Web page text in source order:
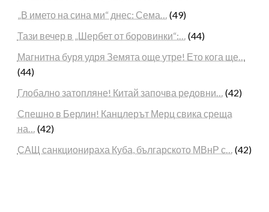
„В името на сина ми“ днес: Сема… (49)
Тази вечер в „Шербет от боровинки“:… (44)
Магнитна буря удря Земята още утре! Ето кога ще…
(44)
Глобално затопляне! Китай започва редовни… (42)
Спешно в Берлин! Канцлерът Мерц свика среща
на… (42)
САЩ санкционираха Куба, българското МВнР с… (42)